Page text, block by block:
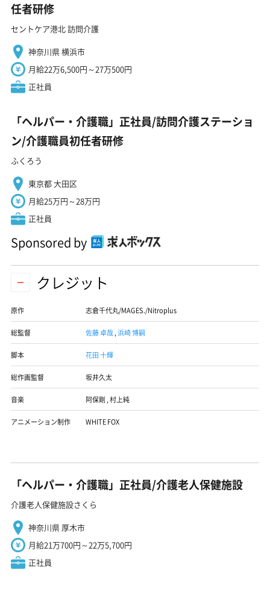
任者研修
セントケア港北 訪問介護
神奈川県 横浜市
月給22万6,500円～27万500円
正社員
「ヘルパー・介護職」正社員/訪問介護ステーショ
ン/介護職員初任者研修
ふくろう
東京都 大田区
月給25万円～28万円
正社員
Sponsored by
クレジット
原作 志倉千代丸/MAGES./Nitroplus
総監督 佐藤 卓哉,浜崎 博嗣
脚本 花田 十輝
総作画監督 坂井久太
音楽 阿保剛 ,村上純
アニメーション制作 WHITE FOX
「ヘルパー・介護職」正社員/介護老人保健施設
介護老人保健施設さくら
神奈川県 厚木市
月給21万700円～22万5,700円
正社員